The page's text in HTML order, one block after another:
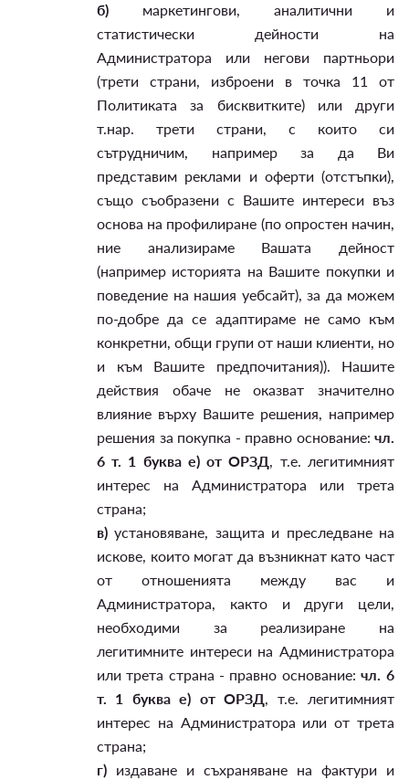
б) маркетингови, аналитични и
статистически дейности на
Администратора или негови партньори
(трети страни, изброени в точка 11 от
Политиката за бисквитките) или други
т.нар. трети страни, с които си
сътрудничим, например за да Ви
представим реклами и оферти (отстъпки),
също съобразени с Вашите интереси въз
основа на профилиране (по опростен начин,
ние анализираме Вашата дейност
(например историята на Вашите покупки и
поведение на нашия уебсайт), за да можем
по-добре да се адаптираме не само към
конкретни, общи групи от наши клиенти, но
и към Вашите предпочитания)). Нашите
действия обаче не оказват значително
влияние върху Вашите решения, например
решения за покупка - правно основание: чл.
6 т. 1 буква е) от ОРЗД, т.е. легитимният
интерес на Администратора или трета
страна;
в) установяване, защита и преследване на
искове, които могат да възникнат като част
от отношенията между вас и
Администратора, както и други цели,
необходими за реализиране на
легитимните интереси на Администратора
или трета страна - правно основание: чл. 6
т. 1 буква е) от ОРЗД, т.е. легитимният
интерес на Администратора или от трета
страна;
г) издаване и съхраняване на фактури и